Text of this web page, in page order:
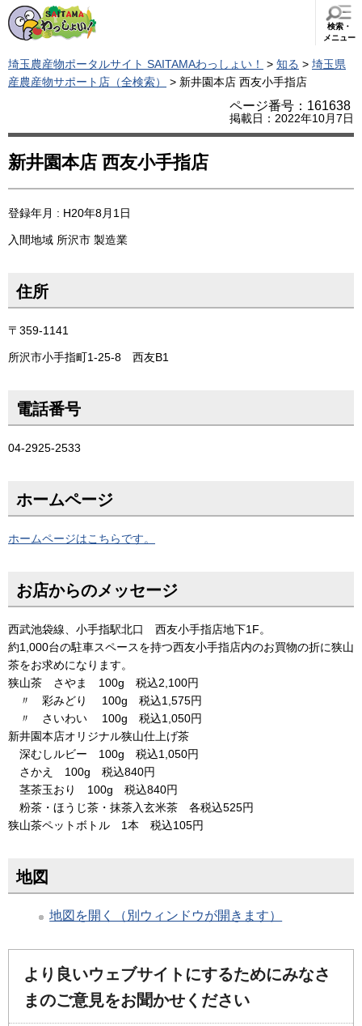
検索・
メニュー
埼玉農産物ポータルサイト SAITAMAわっしょい！ > 知る > 埼玉県
産農産物サポート店（全検索）
> 新井園本店 西友小手指店
ページ番号：161638
掲載日：2022年10月7日
新井園本店 西友小手指店
登録年月 : H20年8月1日
入間地域 所沢市 製造業
住所
〒359-1141
所沢市小手指町1-25-8 西友B1
電話番号
04-2925-2533
ホームページ
ホームページはこちらです。
お店からのメッセージ
西武池袋線、小手指駅北口 西友小手指店地下1F。
約1,000台の駐車スペースを持つ西友小手指店内のお買物の折に狭山
茶をお求めになります。
狭山茶 さやま 100g 税込2,100円
〃 彩みどり 100g 税込1,575円
〃 さいわい 100g 税込1,050円
新井園本店オリジナル狭山仕上げ茶
深むしルビー 100g 税込1,050円
さかえ 100g 税込840円
茎茶玉おり 100g 税込840円
粉茶・ほうじ茶・抹茶入玄米茶 各税込525円
狭山茶ペットボトル 1本 税込105円
地図
地図を開く（別ウィンドウが開きます）
より良いウェブサイトにするためにみなさ
まのご意見をお聞かせください